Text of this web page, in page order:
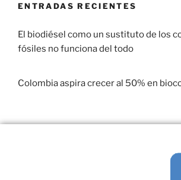
ENTRADAS RECIENTES
El biodiésel como un sustituto de los
fósiles no funciona del todo
Colombia aspira crecer al 50% en